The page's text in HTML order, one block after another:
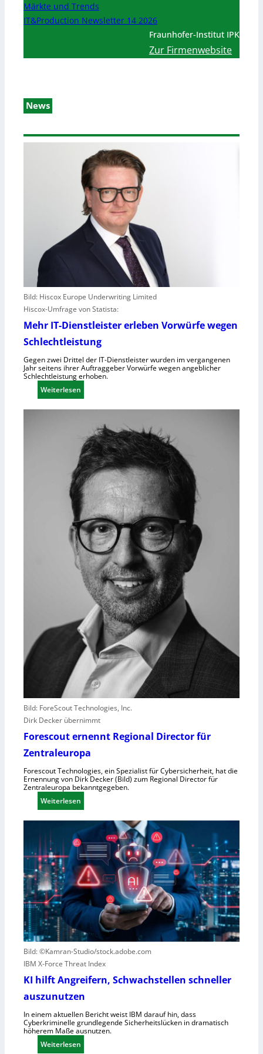
Märkte und Trends
IT&Production Newsletter 14 2026
Fraunhofer-Institut IPK
Zur Firmenwebsite
News
Bild: Hiscox Europe Underwriting Limited
Hiscox-Umfrage von Statista:
Mehr IT-Dienstleister erleben Vorwürfe wegen
Schlechtleistung
Gegen zwei Drittel der IT-Dienstleister wurden im vergangenen
Jahr seitens ihrer Auftraggeber Vorwürfe wegen angeblicher
Schlechtleistung erhoben.
Weiterlesen
M
I
T
-
D
i
e
n
s
t
e
e
r
e
e
b
e
n
V
r
w
ü
f
e
w
e
g
e
n
S
c
h
l
e
c
h
t
l
s
Bild: ForeScout Technologies, Inc.
Dirk Decker übernimmt
Forescout ernennt Regional Director für
Zentraleuropa
Forescout Technologies, ein Spezialist für Cybersicherheit, hat die
Ernennung von Dirk Decker (Bild) zum Regional Director für
Zentraleuropa bekanntgegeben.
Weiterlesen
F
r
s
c
o
u
t
e
r
n
e
n
t
e
g
Bild: ©Kamran-Studio/stock.adobe.com
IBM X-Force Threat Index
KI hilft Angreifern, Schwachstellen schneller
auszunutzen
In einem aktuellen Bericht weist IBM darauf hin, dass
Cyberkriminelle grundlegende Sicherheitslücken in dramatisch
höherem Maße ausnutzen.
Weiterlesen